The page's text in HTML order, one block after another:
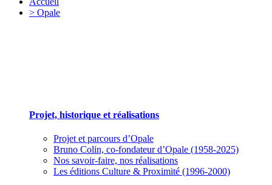
> Opale
Projet, historique et réalisations
Projet et parcours d’Opale
Bruno Colin, co-fondateur d’Opale (1958-2025)
Nos savoir-faire, nos réalisations
Les éditions Culture & Proximité (1996-2000)